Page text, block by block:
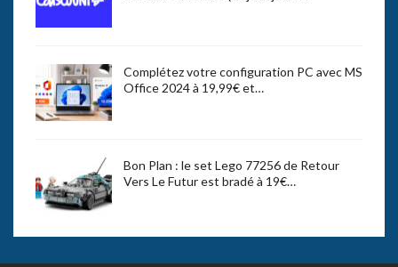
Complétez votre configuration PC avec MS
Office 2024 à 19,99€ et…
Bon Plan : le set Lego 77256 de Retour
Vers Le Futur est bradé à 19€…